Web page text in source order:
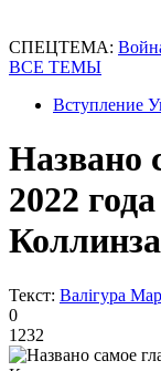
СПЕЦТЕМА:
ВСЕ ТЕМЫ
Вступление
Названо
2022
Коллинза
Текст: Валігура
0
1232